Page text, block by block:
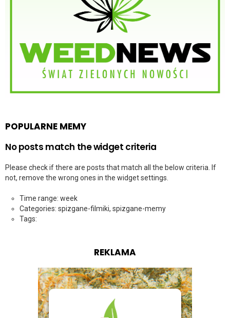
POPULARNE MEMY
No posts match the widget criteria
Please check if there are posts that match all the below criteria. If
not, remove the wrong ones in the widget settings.
Time range: week
Categories: spizgane-filmiki, spizgane-memy
Tags:
REKLAMA